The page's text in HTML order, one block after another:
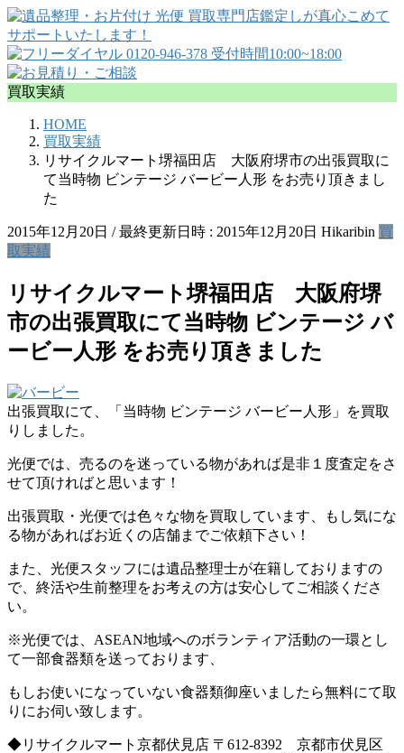
買取実績
HOME
買取実績
リサイクルマート堺福田店 大阪府堺市の出張買取に
て当時物 ビンテージ バービー人形 をお売り頂きまし
た
2015年12月20日 / 最終更新日時 : 2015年12月20日 Hikaribin 買
取実績
リサイクルマート堺福田店 大阪府堺
市の出張買取にて当時物 ビンテージ バ
ービー人形 をお売り頂きました
出張買取にて、「当時物 ビンテージ バービー人形」を買取
りしました。
光便では、売るのを迷っている物があれば是非１度査定をさ
せて頂ければと思います！
出張買取・光便では色々な物を買取しています、もし気にな
る物があればお近くの店舗までご依頼下さい！
また、光便スタッフには遺品整理士が在籍しておりますの
で、終活や生前整理をお考えの方は安心してご相談くださ
い。
※光便では、ASEAN地域へのボランティア活動の一環とし
て一部食器類を送っております、
もしお使いになっていない食器類御座いましたら無料にて取
りにお伺い致します。
◆リサイクルマート京都伏見店 〒612-8392 京都市伏見区